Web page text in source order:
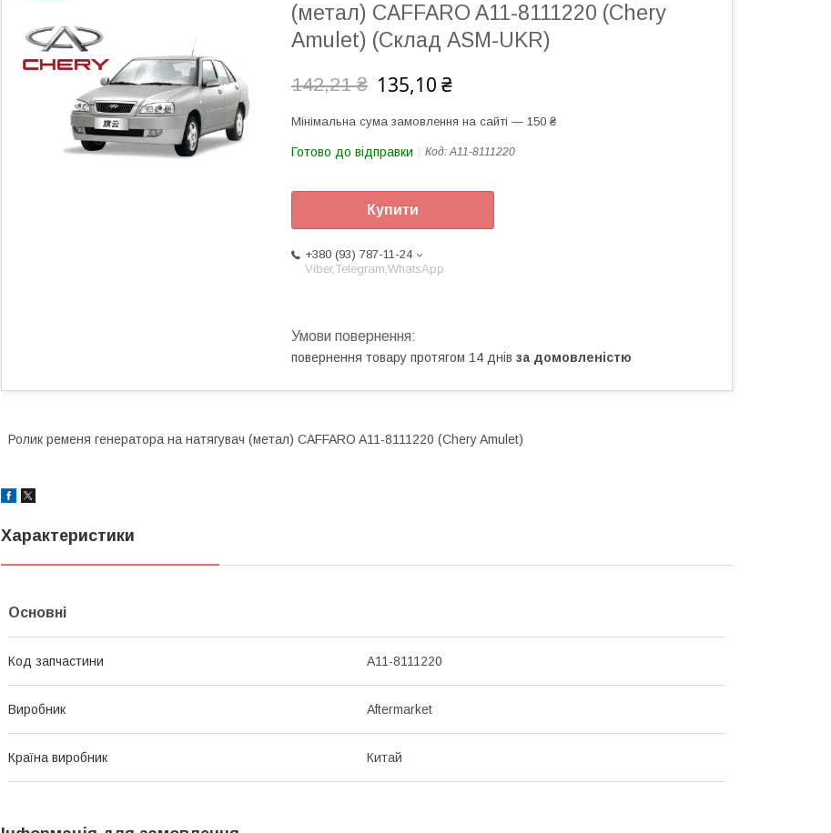
(метал) CAFFARO A11-8111220 (Chery
Amulet) (Склад ASM-UKR)
142,21 ₴ 135,10 ₴
Мінімальна сума замовлення на сайті — 150 ₴
Готово до відправки Код:A11-8111220
Купити
+380 (93) 787-11-24
Viber,Telegram,WhatsApp
повернення товару протягом 14 днів за домовленістю
Ролик ременя генератора на натягувач (метал) CAFFARO A11-8111220 (Chery Amulet)
Характеристики
Основні
Код запчастини A11-8111220
Виробник Aftermarket
Країна виробник Китай